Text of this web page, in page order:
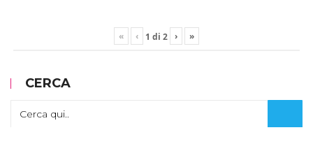
« ‹ 1 di 2 › »
CERCA